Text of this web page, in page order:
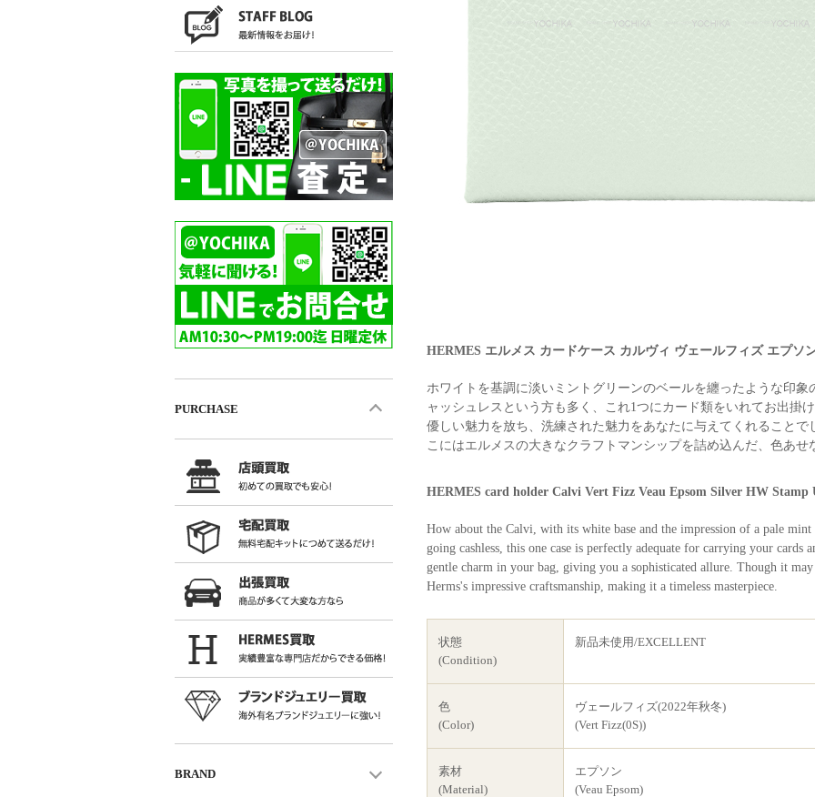
HERMES エルメス カードケース カルヴィ ヴェールフィズ エプソ
ホワイトを基調に淡いミントグリーンのベールを纏ったような印
ャッシュレスという方も多く、これ1つにカード類をいれてお出掛
優しい魅力を放ち、洗練された魅力をあなたに与えてくれること
こにはエルメスの大きなクラフトマンシップを詰め込んだ、色あせ
HERMES card holder Calvi Vert Fizz Veau Epsom Silver HW
How about the Calvi, with its white base and the impression of a pale
going cashless, this one case is perfectly adequate for carrying your
gentle charm in your bag, giving you a sophisticated allure. Though it
Herms's impressive craftsmanship, making it a timeless masterpiece.
状態
(Condition)
新品未使用/EXCELLENT
色
(Color)
ヴェールフィズ(2022年秋冬)
(Vert Fizz(0S))
素材
(Material)
エプソン
(Veau Epsom)
PURCHASE
BRAND